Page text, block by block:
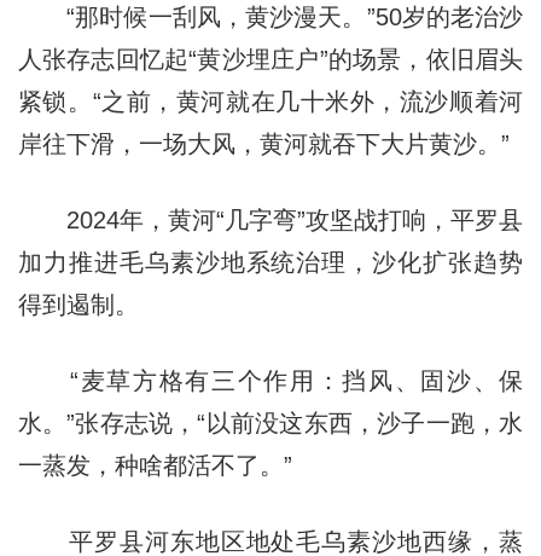
“那时候一刮风，黄沙漫天。”50岁的老治沙
人张存志回忆起“黄沙埋庄户”的场景，依旧眉头
紧锁。“之前，黄河就在几十米外，流沙顺着河
岸往下滑，一场大风，黄河就吞下大片黄沙。”
2024年，黄河“几字弯”攻坚战打响，平罗县
加力推进毛乌素沙地系统治理，沙化扩张趋势
得到遏制。
“麦草方格有三个作用：挡风、固沙、保
水。”张存志说，“以前没这东西，沙子一跑，水
一蒸发，种啥都活不了。”
平罗县河东地区地处毛乌素沙地西缘，蒸